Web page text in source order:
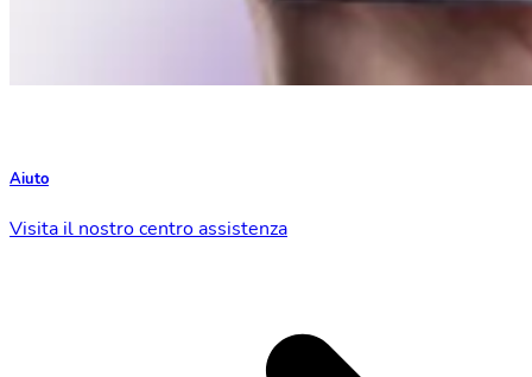
Aiuto
Visita il nostro centro assistenza